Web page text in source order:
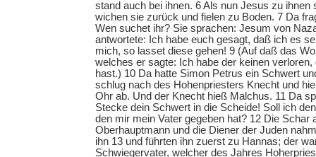
stand auch bei ihnen. 6 Als nun Jesus zu ihnen
wichen sie zurück und fielen zu Boden. 7 Da
Wen suchet ihr? Sie sprachen: Jesum von
antwortete: Ich habe euch gesagt, daß ich es
mich, so lasset diese gehen! 9 (Auf daß das
welches er sagte: Ich habe der keinen verloren,
hast.) 10 Da hatte Simon Petrus ein Schwert
schlug nach des Hohenpriesters Knecht und
Ohr ab. Und der Knecht hieß Malchus. 11 Da
Stecke dein Schwert in die Scheide! Soll ich
den mir mein Vater gegeben hat? 12 Die Schar
Oberhauptmann und die Diener der Juden
ihn 13 und führten ihn zuerst zu Hannas; der
Schwiegervater, welcher des Jahres